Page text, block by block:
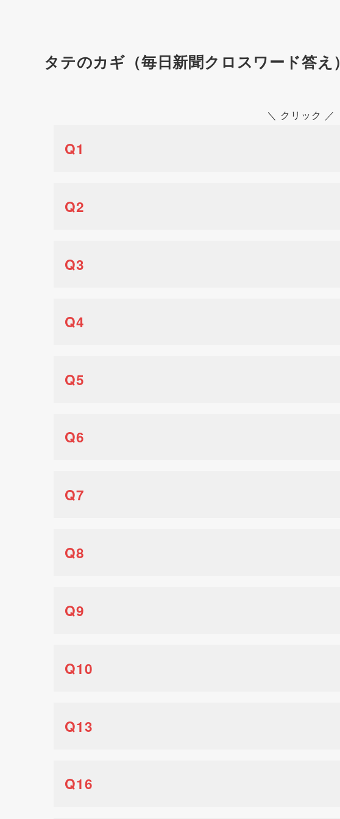
タテのカギ（毎日新聞クロスワード答え）
＼ クリック ／
Q1
Q2
Q3
Q4
Q5
Q6
Q7
Q8
Q9
Q10
Q13
Q16